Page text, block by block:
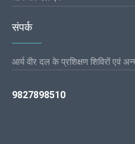
संपर्क
आर्य वीर दल के प्रशिक्षण शिविरों एवं
9827898510